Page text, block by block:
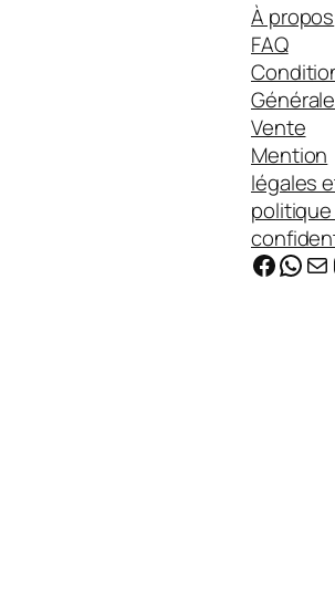
À propos
FAQ
Vente
Mention
légales
E-